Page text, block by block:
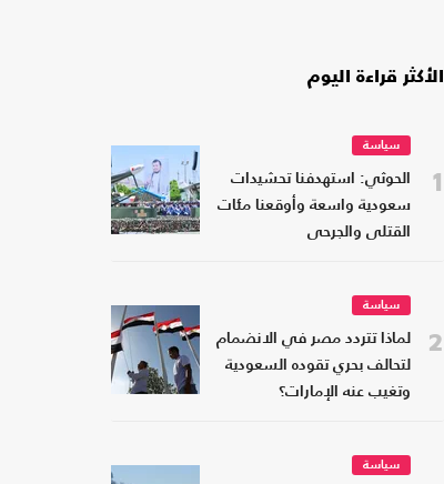
الأكثر قراءة اليوم
1
سياسة
الحوثي: استهدفنا تحشيدات
سعودية واسعة وأوقعنا مئات
القتلى والجرحى
2
سياسة
لماذا تتردد مصر في الانضمام
لتحالف بحري تقوده السعودية
وتغيب عنه الإمارات؟
سياسة